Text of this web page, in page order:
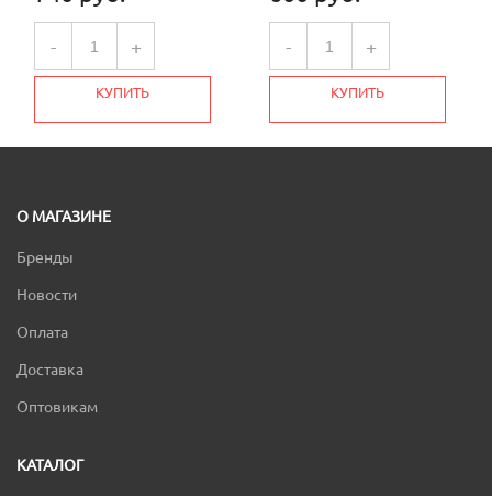
- +
КУПИТЬ
- +
КУПИТЬ
О МАГАЗИНЕ
Бренды
Новости
Оплата
Доставка
Оптовикам
КАТАЛОГ